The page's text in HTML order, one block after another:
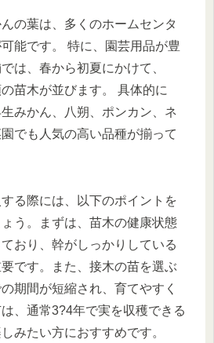
の葉は、多くのホームセンタ
能です。 特に、園芸用品が豊
は、春から初夏にかけて、
苗木が並びます。 具体的に
みかん、八朔、ポンカン、ネ
でも人気の高い品種が揃って
る際には、以下のポイントを
う。まずは、苗木の健康状態
おり、幹がしっかりしている
です。また、接木の苗を選ぶ
期間が短縮され、育てやすく
、通常3?4年で実を収穫できる
みたい方におすすめです。